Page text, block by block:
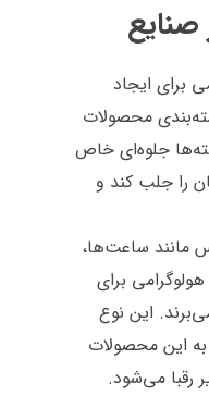
صنایع
برای ایجاد
محصولات
جلوه‌ای خاص
را جلب کند و
مانند ساعت‌ها،
برای
این نوع
این محصولات
رقبا می‌شود.